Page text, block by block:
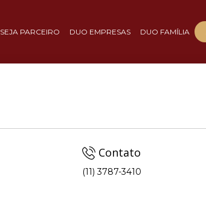
SEJA PARCEIRO DUO EMPRESAS DUO FAMÍLIA
Contato
(11) 3787-3410